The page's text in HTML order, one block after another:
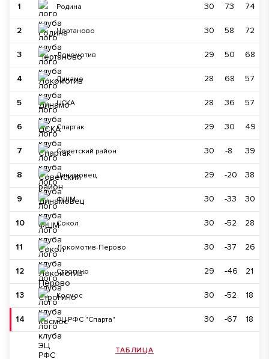
1 Родина 30 73 74
2 Чертаново 30 58 72
3 Локомотив 29 50 68
4 Динамо 28 68 57
5 ЦСКА 28 36 57
6 Спартак 29 30 49
7 Советский район 30 -8 39
8 Динамовец 29 -20 38
9 ФШМ 30 -33 30
10 Сокол 30 -52 28
11 Локомотив-Перово 30 -37 26
12 Строгино 29 -46 21
13 Космос 30 -52 18
14 ЭЦ РФС "Спарта" 30 -67 18
ТАБЛИЦА